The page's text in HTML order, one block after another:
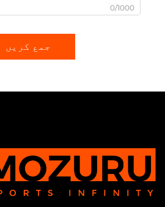
0/1000
جمع کریں